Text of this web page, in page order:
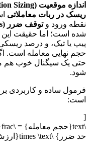
اندازه موقعیت (Position Sizing)
ریسک در ربات معاملاتی
نقطه ورود وتوقف ضرر (Stop Loss)
شده است؛ اما حقیقت
پیپ یا تیک، و درصد
حجم نهایی معامله است.
حتی یک سیگنال خوب هم
شود.
فرمول ساده و کاربردی
است:
[
حد ضرر} \times \text{ارزش هر واحد حرکت}} ]